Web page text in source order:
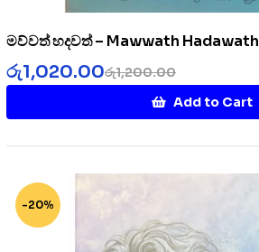
මව්වත් හදවත් – Mawwath Hadawath
රු1,200.00
රු1,020.00
Add to Cart
-20%